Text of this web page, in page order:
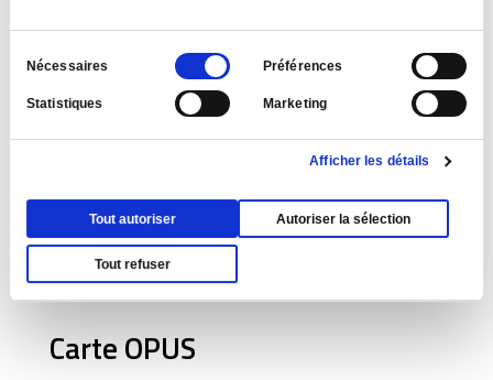
Sélection
consentement
Nécessaires Préférences
Statistiques Marketing
Afficher les détails
Tout autoriser Autoriser la sélection
Tout refuser
Carte OPUS